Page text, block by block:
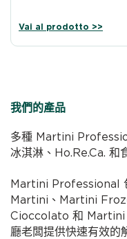
Vai al prodotto >>
我們的產品
多種 Martini
冰淇淋、Ho.Re.Ca. 和
Martini Professional
Martini、Martini
Cioccolato 和 Martini
廳老闆提供快速有效的